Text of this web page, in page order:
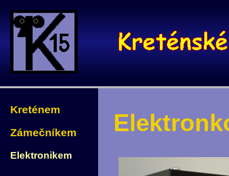
Kreténem
Zámečníkem
Elektronikem